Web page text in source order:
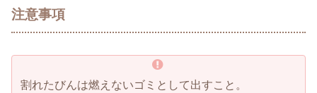
注意事項
割れたびんは燃えないゴミとして出すこと。